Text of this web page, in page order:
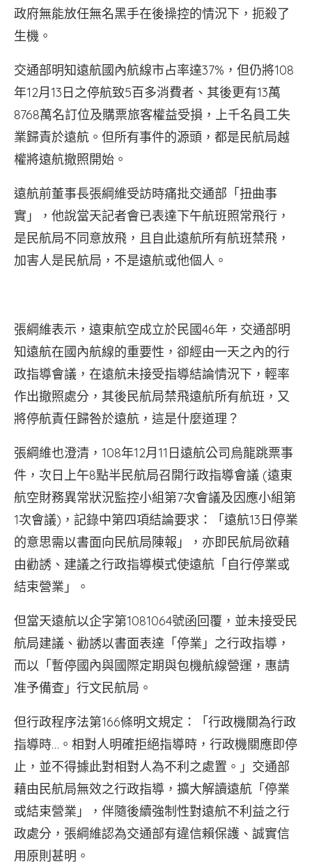
政府無能放任無名黑手在後操控的情況下，扼殺了
生機。
交通部明知遠航國內航線市占率達37%，但仍將108
年12月13日之停航致5百多消費者、其後更有13萬
8768萬名訂位及購票旅客權益受損，上千名員工失
業歸責於遠航。但所有事件的源頭，都是民航局越
權將遠航撤照開始。
遠航前董事長張綱維受訪時痛批交通部「扭曲事
實」，他說當天記者會已表達下午航班照常飛行，
是民航局不同意放飛，且自此遠航所有航班禁飛，
加害人是民航局，不是遠航或他個人。
張綱維表示，遠東航空成立於民國46年，交通部明
知遠航在國內航線的重要性，卻經由一天之內的行
政指導會議，在遠航未接受指導結論情況下，輕率
作出撤照處分，其後民航局禁飛遠航所有航班，又
將停航責任歸咎於遠航，這是什麼道理？
張綱維也澄清，108年12月11日遠航公司烏龍跳票事
件，次日上午8點半民航局召開行政指導會議 (遠東
航空財務異常狀況監控小組第7次會議及因應小組第
1次會議)，記錄中第四項結論要求：「遠航13日停業
的意思需以書面向民航局陳報」，亦即民航局欲藉
由勸誘、建議之行政指導模式使遠航「自行停業或
結束營業」。
但當天遠航以企字第1081064號函回覆，並未接受民
航局建議、勸誘以書面表達「停業」之行政指導，
而以「暫停國內與國際定期與包機航線營運，惠請
准予備查」行文民航局。
但行政程序法第166條明文規定：「行政機關為行政
指導時…。相對人明確拒絕指導時，行政機關應即停
止，並不得據此對相對人為不利之處置。」交通部
藉由民航局無效之行政指導，擴大解讀遠航「停業
或結束營業」，伴隨後續強制性對遠航不利益之行
政處分，張綱維認為交通部有違信賴保護、誠實信
用原則甚明。